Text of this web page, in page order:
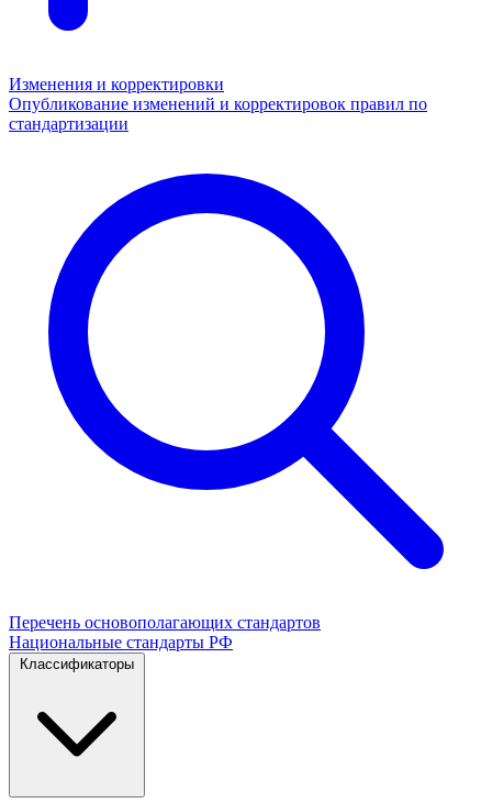
Изменения и корректировки
Опубликование изменений и корректировок правил по
стандартизации
Перечень основополагающих стандартов
Национальные стандарты РФ
Классификаторы